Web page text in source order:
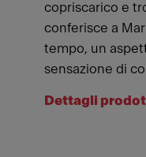
copriscarico e
conferisce a
tempo, un
sensazione di
Dettagli